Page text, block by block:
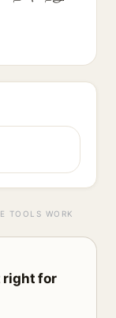
TOOLS WORK
right for